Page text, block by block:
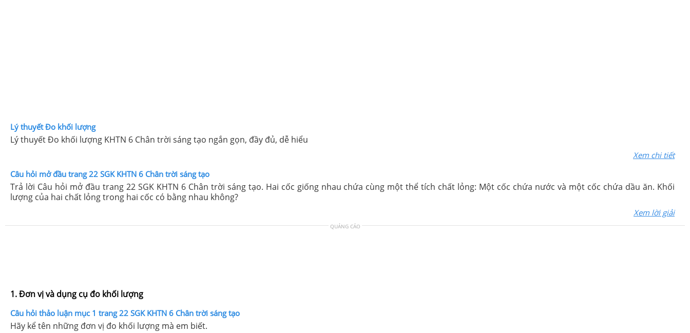
Lý thuyết Đo khối lượng
Lý thuyết Đo khối lượng KHTN 6 Chân trời sáng tạo ngắn gọn, đầy đủ, dễ hiểu
Xem chi tiết
Câu hỏi mở đầu trang 22 SGK KHTN 6 Chân trời sáng tạo
Trả lời Câu hỏi mở đầu trang 22 SGK KHTN 6 Chân trời sáng tạo. Hai cốc giống nhau chứa cùng một thể tích chất lỏng: Một cốc chứa nước và một cốc chứa dầu ăn. Khối
lượng của hai chất lỏng trong hai cốc có bằng nhau không?
Xem lời giải
QUẢNG CÁO
1. Đơn vị và dụng cụ đo khối lượng
Câu hỏi thảo luận mục 1 trang 22 SGK KHTN 6 Chân trời sáng tạo
Hãy kể tên những đơn vị đo khối lượng mà em biết.